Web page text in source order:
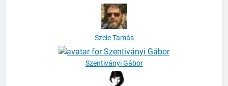
Szele Tamás
Szentiványi Gábor